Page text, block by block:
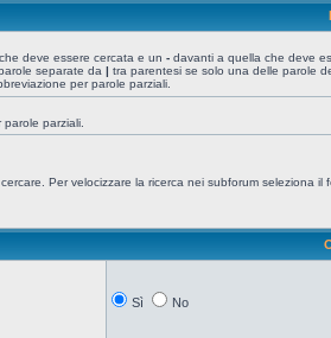
deve essere cercata e un - davanti a quella che deve
separate da | tra parentesi se solo una delle parole
per parole parziali.
parziali.
Per velocizzare la ricerca nei subforum seleziona il
Sì No